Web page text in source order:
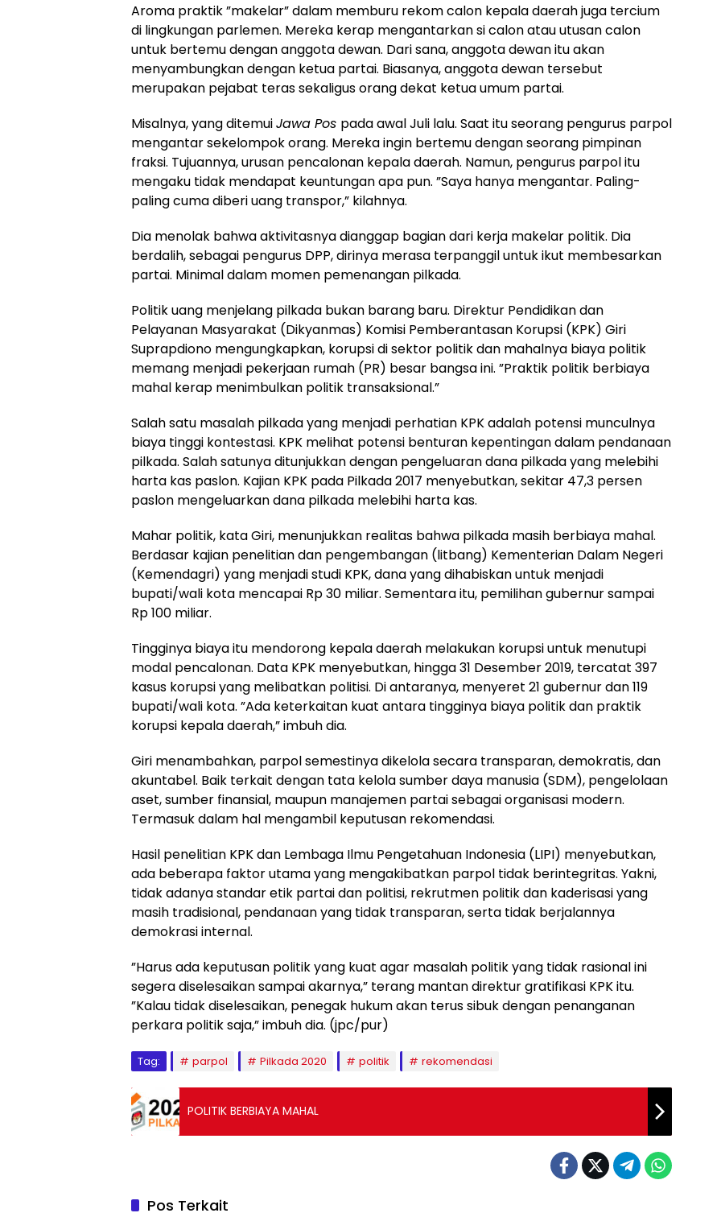
Aroma praktik ”makelar” dalam memburu rekom calon kepala daerah juga tercium
di lingkungan parlemen. Mereka kerap mengantarkan si calon atau utusan calon
untuk bertemu dengan anggota dewan. Dari sana, anggota dewan itu akan
menyambungkan dengan ketua partai. Biasanya, anggota dewan tersebut
merupakan pejabat teras sekaligus orang dekat ketua umum partai.
Misalnya, yang ditemuiJawa Pos pada awal Juli lalu. Saat itu seorang pengurus parpol
mengantar sekelompok orang. Mereka ingin bertemu dengan seorang pimpinan
fraksi. Tujuannya, urusan pencalonan kepala daerah. Namun, pengurus parpol itu
mengaku tidak mendapat keuntungan apa pun. ”Saya hanya mengantar. Paling-
paling cuma diberi uang transpor,” kilahnya.
Dia menolak bahwa aktivitasnya dianggap bagian dari kerja makelar politik. Dia
berdalih, sebagai pengurus DPP, dirinya merasa terpanggil untuk ikut membesarkan
partai. Minimal dalam momen pemenangan pilkada.
Politik uang menjelang pilkada bukan barang baru. Direktur Pendidikan dan
Pelayanan Masyarakat (Dikyanmas) Komisi Pemberantasan Korupsi (KPK) Giri
Suprapdiono mengungkapkan, korupsi di sektor politik dan mahalnya biaya politik
memang menjadi pekerjaan rumah (PR) besar bangsa ini. ”Praktik politik berbiaya
mahal kerap menimbulkan politik transaksional.”
Salah satu masalah pilkada yang menjadi perhatian KPK adalah potensi munculnya
biaya tinggi kontestasi. KPK melihat potensi benturan kepentingan dalam pendanaan
pilkada. Salah satunya ditunjukkan dengan pengeluaran dana pilkada yang melebihi
harta kas paslon. Kajian KPK pada Pilkada 2017 menyebutkan, sekitar 47,3 persen
paslon mengeluarkan dana pilkada melebihi harta kas.
Mahar politik, kata Giri, menunjukkan realitas bahwa pilkada masih berbiaya mahal.
Berdasar kajian penelitian dan pengembangan (litbang) Kementerian Dalam Negeri
(Kemendagri) yang menjadi studi KPK, dana yang dihabiskan untuk menjadi
bupati/wali kota mencapai Rp 30 miliar. Sementara itu, pemilihan gubernur sampai
Rp 100 miliar.
Tingginya biaya itu mendorong kepala daerah melakukan korupsi untuk menutupi
modal pencalonan. Data KPK menyebutkan, hingga 31 Desember 2019, tercatat 397
kasus korupsi yang melibatkan politisi. Di antaranya, menyeret 21 gubernur dan 119
bupati/wali kota. ”Ada keterkaitan kuat antara tingginya biaya politik dan praktik
korupsi kepala daerah,” imbuh dia.
Giri menambahkan, parpol semestinya dikelola secara transparan, demokratis, dan
akuntabel. Baik terkait dengan tata kelola sumber daya manusia (SDM), pengelolaan
aset, sumber finansial, maupun manajemen partai sebagai organisasi modern.
Termasuk dalam hal mengambil keputusan rekomendasi.
Hasil penelitian KPK dan Lembaga Ilmu Pengetahuan Indonesia (LIPI) menyebutkan,
ada beberapa faktor utama yang mengakibatkan parpol tidak berintegritas. Yakni,
tidak adanya standar etik partai dan politisi, rekrutmen politik dan kaderisasi yang
masih tradisional, pendanaan yang tidak transparan, serta tidak berjalannya
demokrasi internal.
”Harus ada keputusan politik yang kuat agar masalah politik yang tidak rasional ini
segera diselesaikan sampai akarnya,” terang mantan direktur gratifikasi KPK itu.
”Kalau tidak diselesaikan, penegak hukum akan terus sibuk dengan penanganan
perkara politik saja,” imbuh dia. (jpc/pur)
Tag: parpol Pilkada 2020 politik rekomendasi
POLITIK BERBIAYA MAHAL
Pos Terkait